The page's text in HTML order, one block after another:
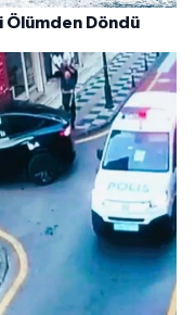
Ölümden Döndü